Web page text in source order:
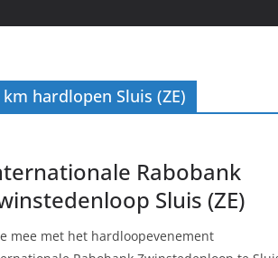
km hardlopen Sluis (ZE)
Rabobank
Sluis (ZE)
mee met het hardloopevenement